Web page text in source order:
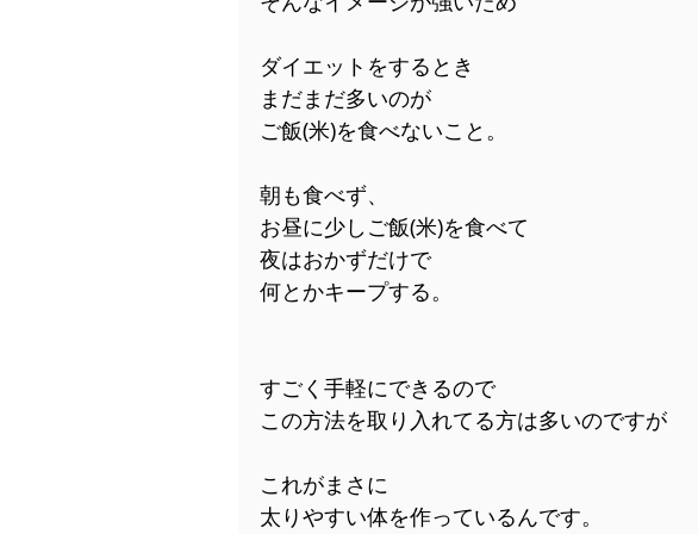
ダイエットをするとき
まだまだ多いのが
ご飯(米)を食べないこと。
朝も食べず、
お昼に少しご飯(米)を食べて
夜はおかずだけで
何とかキープする。
すごく手軽にできるので
この方法を取り入れてる方は多いのですが
これがまさに
太りやすい体を作っているんです。